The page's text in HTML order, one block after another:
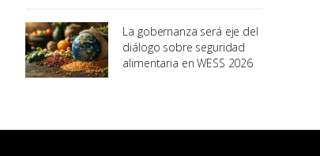
La gobernanza será eje del
diálogo sobre seguridad
alimentaria en WESS 2026